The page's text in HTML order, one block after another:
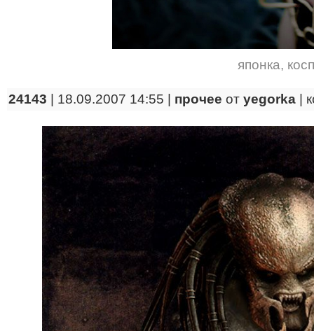
японка,
24143 | 18.09.2007 14:55 | прочее от yegorka